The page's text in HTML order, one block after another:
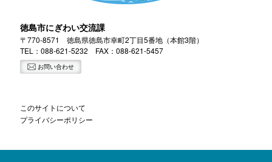
徳島市にぎわい交流課
〒770-8571 徳島県徳島市幸町2丁目5番地（本館3階）
TEL：088-621-5232 FAX：088-621-5457
お問い合わせ
このサイトについて
プライバシーポリシー